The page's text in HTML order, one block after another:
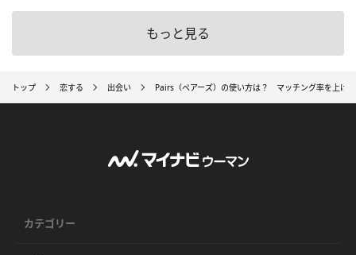
もっと見る
トップ 恋する 出会い Pairs（ペアーズ）の使い方は？ マッチング率を上げ
カテゴリー